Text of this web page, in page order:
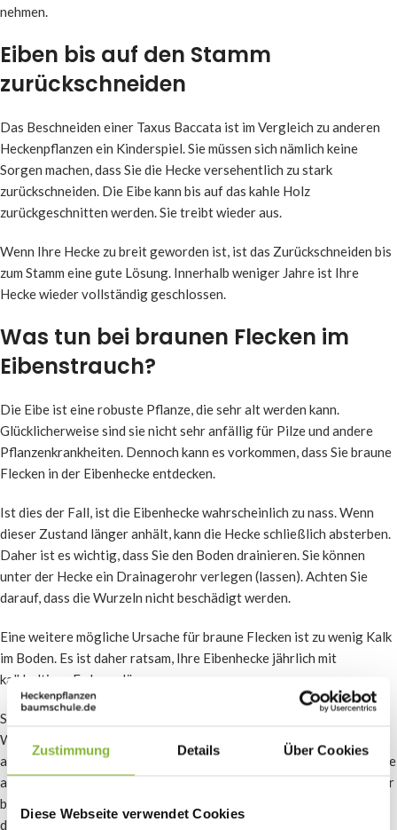
Zustimmung Details Über Cookies
Diese Webseite verwendet Cookies
nehmen.
Eiben bis auf den Stamm
zurückschneiden
Das Beschneiden einer Taxus Baccata ist im Vergleich zu anderen
Heckenpflanzen ein Kinderspiel. Sie müssen sich nämlich keine
Sorgen machen, dass Sie die Hecke versehentlich zu stark
zurückschneiden. Die Eibe kann bis auf das kahle Holz
zurückgeschnitten werden. Sie treibt wieder aus.
Wenn Ihre Hecke zu breit geworden ist, ist das Zurückschneiden bis
zum Stamm eine gute Lösung. Innerhalb weniger Jahre ist Ihre
Hecke wieder vollständig geschlossen.
Was tun bei braunen Flecken im
Eibenstrauch?
Die Eibe ist eine robuste Pflanze, die sehr alt werden kann.
Glücklicherweise sind sie nicht sehr anfällig für Pilze und andere
Pflanzenkrankheiten. Dennoch kann es vorkommen, dass Sie braune
Flecken in der Eibenhecke entdecken.
Ist dies der Fall, ist die Eibenhecke wahrscheinlich zu nass. Wenn
dieser Zustand länger anhält, kann die Hecke schließlich absterben.
Daher ist es wichtig, dass Sie den Boden drainieren. Sie können
unter der Hecke ein Drainagerohr verlegen (lassen). Achten Sie
darauf, dass die Wurzeln nicht beschädigt werden.
Eine weitere mögliche Ursache für braune Flecken ist zu wenig Kalk
im Boden. Es ist daher ratsam, Ihre Eibenhecke jährlich mit
kalkhaltiger Erde zu düngen.
Schließlich kann auch ein Eibenborkenkäfer der Übeltäter sein.
Wahrscheinlich werden Sie nicht so schnell davon betroffen sein,
aber wenn diese Schädlinge einmal da sind, kann Ihre gesamte Hecke
absterben, weil sie die Wurzeln anknabbern. Sie verbreiten sich über
benachbarte Gärten und legen Hunderte von Eiern in den Boden an
den Wurzeln der Hecke. Sie können sie mit einer tierfreundlichen